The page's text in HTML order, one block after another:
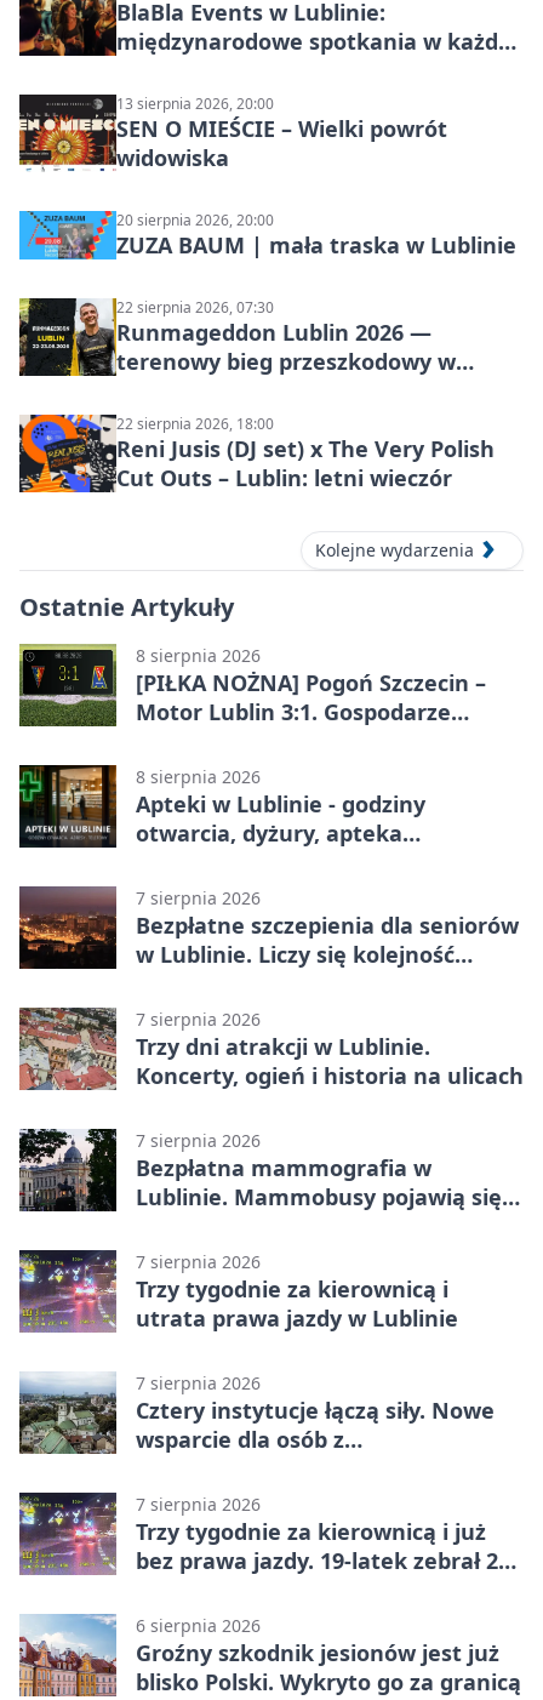
BlaBla Events w Lublinie:
międzynarodowe spotkania w każdą
13 sierpnia 2026, 20:00
SEN O MIEŚCIE – Wielki powrót
widowiska
20 sierpnia 2026, 20:00
ZUZA BAUM | mała traska w Lublinie
22 sierpnia 2026, 07:30
Runmageddon Lublin 2026 —
terenowy bieg przeszkodowy w
22 sierpnia 2026, 18:00
Reni Jusis (DJ set) x The Very Polish
Cut Outs – Lublin: letni wieczór
Kolejne wydarzenia
Ostatnie Artykuły
8 sierpnia 2026
[PIŁKA NOŻNA] Pogoń Szczecin –
Motor Lublin 3:1. Gospodarze
Ekstraklasy
8 sierpnia 2026
Apteki w Lublinie - godziny
otwarcia, dyżury, apteka
7 sierpnia 2026
Bezpłatne szczepienia dla seniorów
w Lublinie. Liczy się kolejność
7 sierpnia 2026
Trzy dni atrakcji w Lublinie.
Koncerty, ogień i historia na ulicach
7 sierpnia 2026
Bezpłatna mammografia w
Lublinie. Mammobusy pojawią się
7 sierpnia 2026
Trzy tygodnie za kierownicą i
utrata prawa jazdy w Lublinie
7 sierpnia 2026
Cztery instytucje łączą siły. Nowe
wsparcie dla osób z
7 sierpnia 2026
Trzy tygodnie za kierownicą i już
bez prawa jazdy. 19-latek zebrał 23
6 sierpnia 2026
Groźny szkodnik jesionów jest już
blisko Polski. Wykryto go za granicą